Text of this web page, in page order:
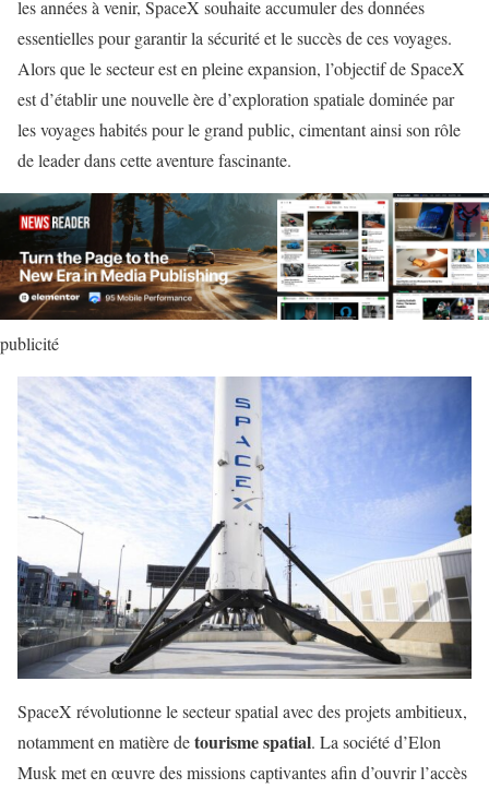
les années à venir, SpaceX souhaite accumuler des données
essentielles pour garantir la sécurité et le succès de ces voyages.
Alors que le secteur est en pleine expansion, l’objectif de SpaceX
est d’établir une nouvelle ère d’exploration spatiale dominée par
les voyages habités pour le grand public, cimentant ainsi son rôle
de leader dans cette aventure fascinante.
publicité
SpaceX révolutionne le secteur spatial avec des projets ambitieux,
notamment en matière detourisme spatial. La société d’Elon
Musk met en œuvre des missions captivantes afin d’ouvrir l’accès